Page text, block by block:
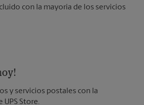
con la mayoría de los servicios
y servicios postales con la
UPS Store.